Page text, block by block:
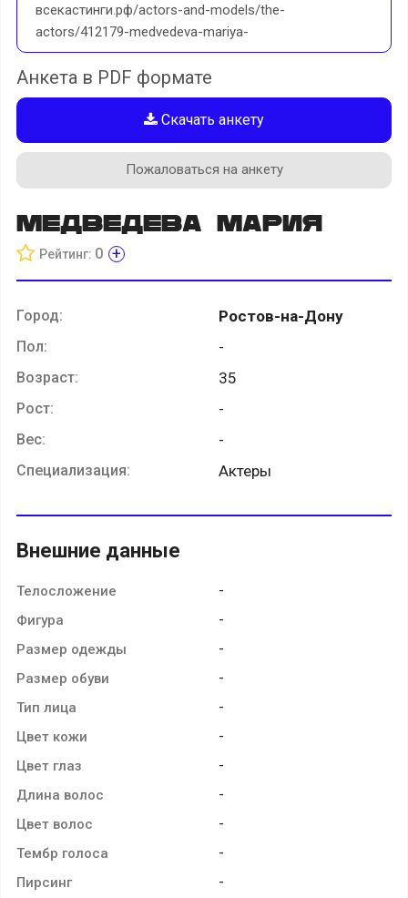
всекастинги.рф/actors-and-models/the-
actors/412179-medvedeva-mariya-
Анкета в PDF формате
Скачать анкету
Пожаловаться на анкету
Медведева Мария
Рейтинг: 0 +
Город: Ростов-на-Дону
Пол: -
Возраст: 35
Рост: -
Вес: -
Специализация: Актеры
Внешние данные
Телосложение -
Фигура -
Размер одежды -
Размер обуви -
Тип лица -
Цвет кожи -
Цвет глаз -
Длина волос -
Цвет волос -
Тембр голоса -
Пирсинг -